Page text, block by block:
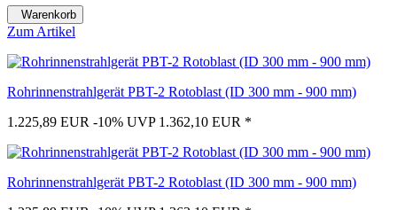
Warenkorb
Zum Artikel
Rohrinnenstrahlgerät PBT-2 Rotoblast (ID 300 mm - 900 mm)
1.225,89 EUR -10% UVP 1.362,10 EUR *
Rohrinnenstrahlgerät PBT-2 Rotoblast (ID 300 mm - 900 mm)